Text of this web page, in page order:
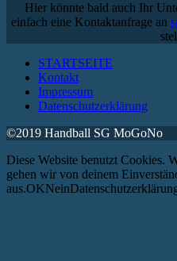
Hier könnte bald auch Ihr
einfach eine Kontaktanfrage an
STARTSEITE
Kontakt
Impressum
Datenschutzerklärung
©2019 Handball SG MoGoNo
Diese Website benutzt Cookies.
gehen wir von deinem